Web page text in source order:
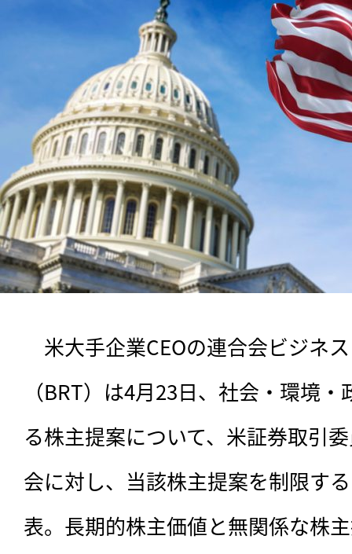
米大手企業CEOの連合会ビジネ
（BRT）は4月23日、社会・環境
る株主提案について、米証券取引
会に対し、当該株主提案を制限す
表。長期的株主価値と無関係な株